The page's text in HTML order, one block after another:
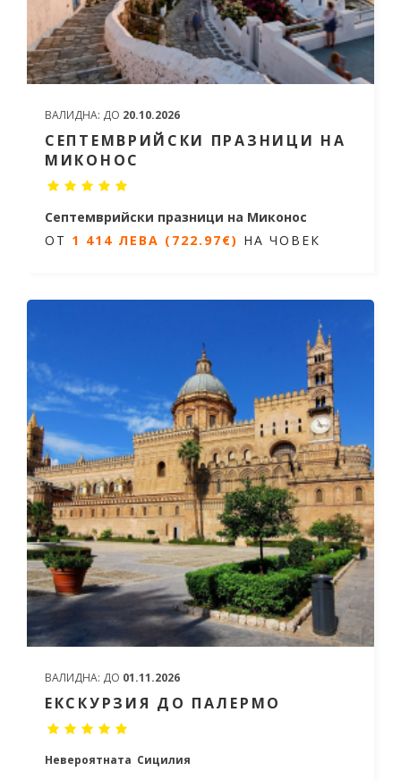
ВАЛИДНА: ДО 20.10.2026
СЕПТЕМВРИЙСКИ ПРАЗНИЦИ НА
МИКОНОС
Септемврийски празници на Миконос
5 дни / 4 нощувки
НА ЧОВЕК
ОТ 1 414 ЛЕВА (722.97€) НА ЧОВЕК
ВАЛИДНА: ДО 01.11.2026
ЕКСКУРЗИЯ ДО ПАЛЕРМО
Невероятната Сицилия